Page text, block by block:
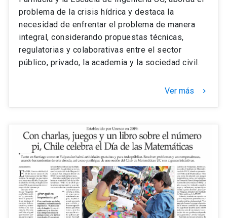
problema de la crisis hídrica y destaca la
necesidad de enfrentar el problema de manera
integral, considerando propuestas técnicas,
regulatorias y colaborativas entre el sector
público, privado, la academia y la sociedad civil.
Ver más keyboard_arrow_right